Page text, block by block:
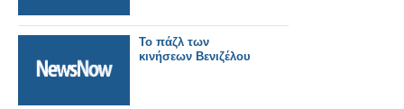
Το πάζλ των
κινήσεων Βενιζέλου